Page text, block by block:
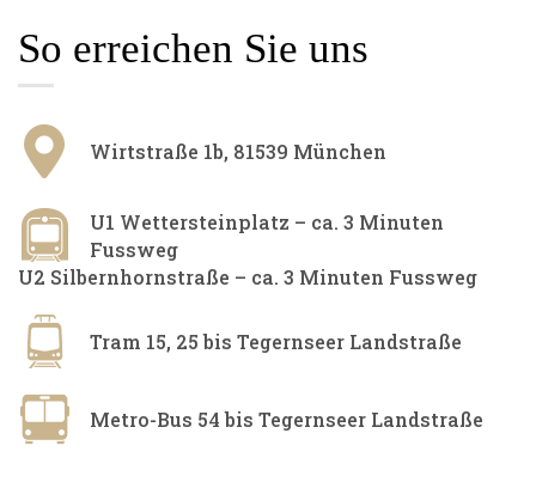
So erreichen Sie uns
Wirtstraße 1b, 81539 München​
U1 Wettersteinplatz – ca. 3 Minuten
Fussweg
U2 Silbernhornstraße – ca. 3 Minuten Fussweg
Tram 15, 25 bis Tegernseer Landstraße
Metro-Bus 54 bis Tegernseer Landstraße